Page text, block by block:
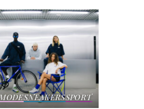
SNEAKERSSPORT